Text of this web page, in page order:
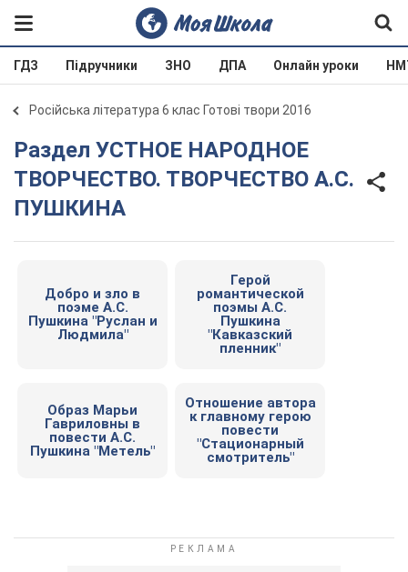
ГДЗ Підручники ЗНО ДПА Онлайн уроки
Російська література 6 клас Готові твори 2016
Раздел УСТНОЕ НАРОДНОЕ
ТВОРЧЕСТВО. ТВОРЧЕСТВО А.С.
ПУШКИНА
Добро и зло в
поэме А.С.
Пушкина "Руслан и
Людмила"
Герой
романтической
поэмы А.С.
Пушкина
"Кавказский
пленник"
Образ Марьи
Гавриловны в
повести А.С.
Пушкина "Метель"
Отношение автора
к главному герою
повести
"Стационарный
смотритель"